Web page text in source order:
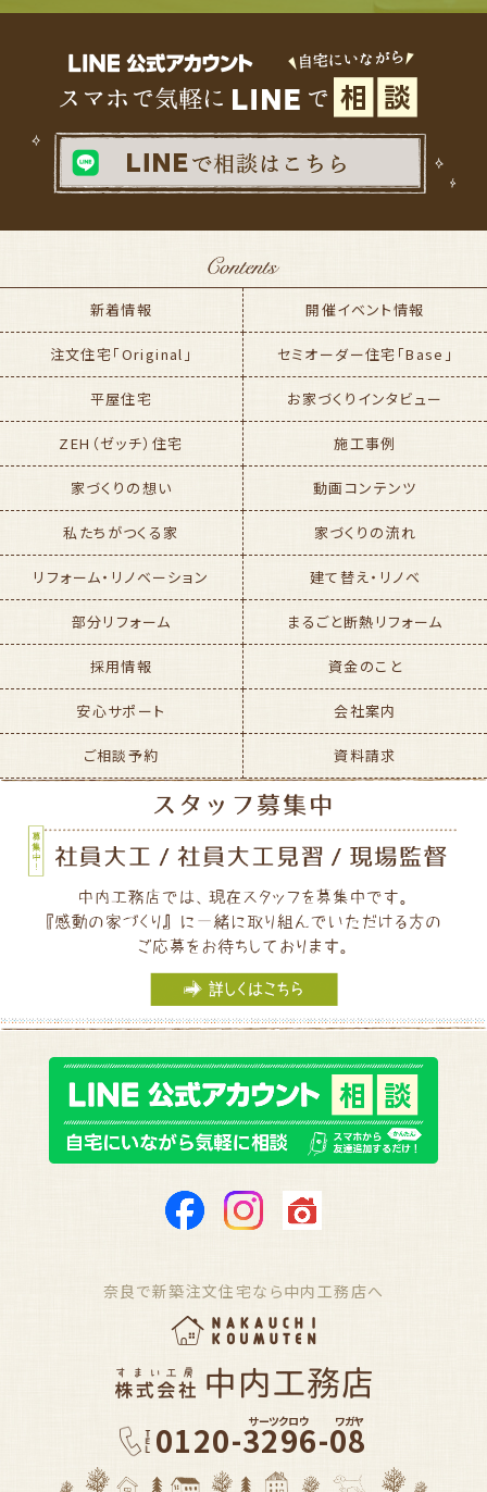
新着情報 開催イベント情報
注文住宅「Original」 セミオーダー住宅「Base」
平屋住宅 お家づくりインタビュー
ZEH（ゼッチ）住宅 施工事例
家づくりの想い 動画コンテンツ
私たちがつくる家 家づくりの流れ
リフォーム・リノベーション 建て替え・リノベ
部分リフォーム まるごと断熱リフォーム
採用情報 資金のこと
安心サポート 会社案内
ご相談予約 資料請求
奈良で新築注文住宅なら中内工務店へ
0120-3296-08
サーツクロウ ワガヤ